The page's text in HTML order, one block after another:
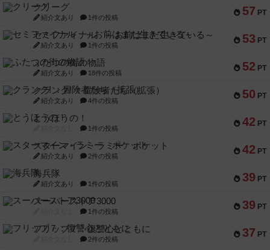
57 PT
クリーグ
紹介文あり 1件の投稿
53 PT
セミファイナル ～お前はまだ生きている～
紹介文あり 1件の投稿
52 PT
ふたつの街の物語
紹介文あり 18件の投稿
50 PT
クランク! ：冒険者たち（拡張）
紹介文あり 4件の投稿
42 PT
とうほうの！
1件の投稿
42 PT
スターマイン・ラミー ポケット
紹介文あり 2件の投稿
39 PT
海兵隊
紹介文あり 1件の投稿
39 PT
スーパーストア3000
1件の投稿
37 PT
フリップ７：復讐心とともに
2件の投稿